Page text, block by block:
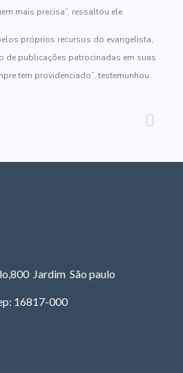
mais precisa”, ressaltou ele.
próprios recursos do evangelista,
de publicações patrocinadas em suas
tem providenciado”, testemunhou.
Jardim São paulo
16817-000